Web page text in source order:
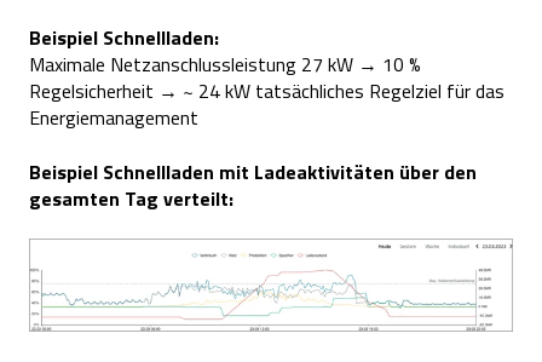
Beispiel Schnellladen:
Maximale Netzanschlussleistung 27 kW → 10 %
Regelsicherheit → ~ 24 kW tatsächliches Regelziel für das
Energiemanagement
Beispiel Schnellladen mit Ladeaktivitäten über den
gesamten Tag verteilt: